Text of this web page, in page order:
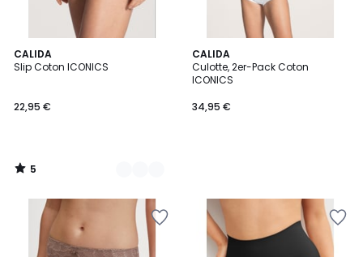
CALIDA
Slip Coton ICONICS
22,95 €
5
/
3
Couleurs
5
/
CALIDA
Culotte, 2er-Pack Coton
ICONICS
34,95 €